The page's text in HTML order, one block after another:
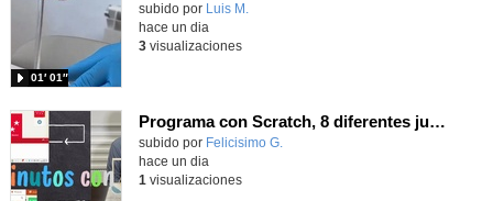
Contenido educativo.
subido por Luis M.
01′ 01″
hace un dia
3visualizaciones
Programa con Scratch, 8 diferentes juegos para vivir la emoción de los partidos de España en el mundial 2026
Contenido educativo.
subido por Felicisimo G.
hace un dia
1 visualizaciones